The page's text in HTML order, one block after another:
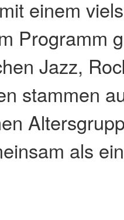
einem
Programm
Jazz,
stammen
als